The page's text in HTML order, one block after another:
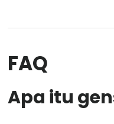
FAQ
Apa itu